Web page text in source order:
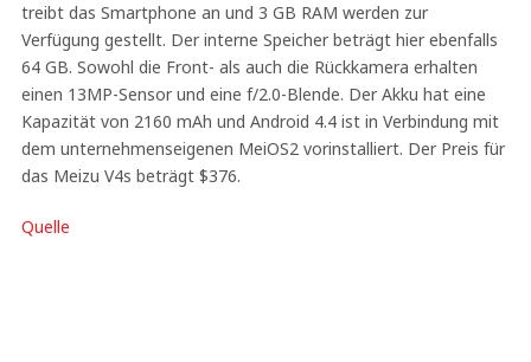
treibt das Smartphone an und 3 GB RAM werden zur
Verfügung gestellt. Der interne Speicher beträgt hier ebenfalls
64 GB. Sowohl die Front- als auch die Rückkamera erhalten
einen 13MP-Sensor und eine f/2.0-Blende. Der Akku hat eine
Kapazität von 2160 mAh und Android 4.4 ist in Verbindung mit
dem unternehmenseigenen MeiOS2 vorinstalliert. Der Preis für
das Meizu V4s beträgt $376.
Quelle